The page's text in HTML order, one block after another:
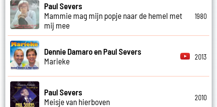
Paul Severs
Mammie mag mijn popje naar de hemel met
mij mee
1980
Dennie Damaro en Paul Severs
Marieke
2013
Paul Severs
Meisje van hierboven
2010